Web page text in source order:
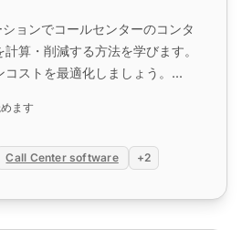
ョンでコールセンターのコンタ
算・削減する方法を学びます。
コストを最適化しましょう。...
ます
Call Center software +2